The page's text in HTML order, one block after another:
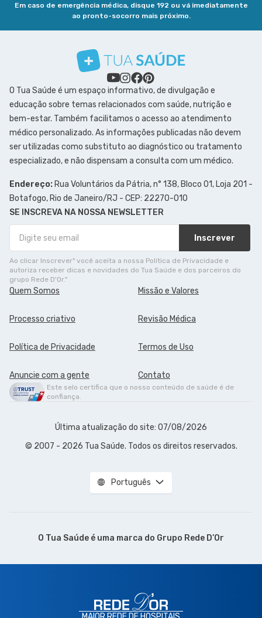
Em caso de emergência médica, disque 192 ou vá imediatamente
ao pronto-socorro mais próximo.
O Tua Saúde é um espaço informativo, de divulgação e
educação sobre temas relacionados com saúde, nutrição e
bem-estar. Também facilitamos o acesso ao atendimento
médico personalizado. As informações publicadas não devem
ser utilizadas como substituto ao diagnóstico ou tratamento
especializado, e não dispensam a consulta com um médico.
Endereço: Rua Voluntários da Pátria, n° 138, Bloco 01, Loja 201 -
Botafogo, Rio de Janeiro/RJ - CEP: 22270-010
SE INSCREVA NA NOSSA NEWSLETTER
Inscrever
Ao clicar Inscrever" você aceita a nossa Política de Privacidade e
autoriza receber dicas e novidades do Tua Saúde e dos parceiros do
grupo Rede D'Or."
Quem Somos Missão e Valores
Processo criativo Revisão Médica
Política de Privacidade Termos de Uso
Anuncie com a gente Contato
Este selo certifica que o nosso conteúdo de saúde é de
confiança.
Última atualização do site: 07/08/2026
© 2007 - 2026 Tua Saúde. Todos os direitos reservados.
Português
O Tua Saúde é uma marca do Grupo Rede D’Or